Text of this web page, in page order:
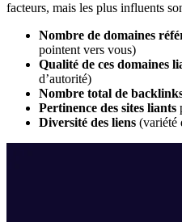
facteurs, mais les plus influents
Nombre de domaines
pointent vers vous)
Qualité de ces domaines
d’autorité)
Nombre total de
Pertinence des sites liants
Diversité des liens (variété